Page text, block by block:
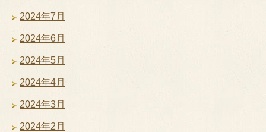
2024年7月
2024年6月
2024年5月
2024年4月
2024年3月
2024年2月